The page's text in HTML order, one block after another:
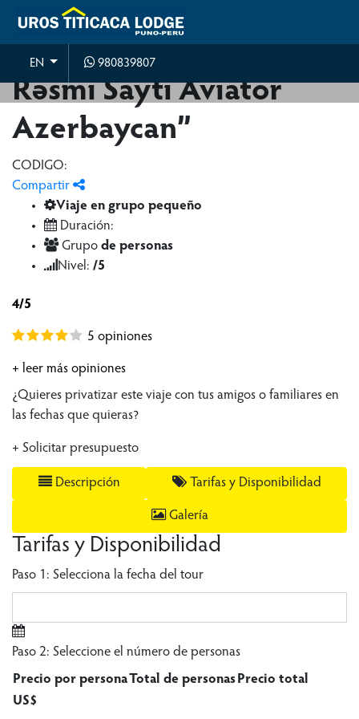
EN 980839807
Aviator ️ Oyna Və Qazan
Rəsmi Sayti Aviator
Azerbaycan”
CODIGO:
Compartir
Viaje en grupo pequeño
Duración:
Grupo de personas
Nivel: /5
4/5
5 opiniones
+ leer más opiniones
¿Quieres privatizar este viaje con tus amigos o familiares en
las fechas que quieras?
+ Solicitar presupuesto
Descripción Tarifas y Disponibilidad
Galería
Tarifas y Disponibilidad
Paso 1: Selecciona la fecha del tour
Paso 2: Seleccione el número de personas
Precio por persona Total de personasPrecio total
US$